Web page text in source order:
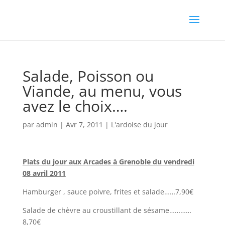
Salade, Poisson ou
Viande, au menu, vous
avez le choix….
par admin | Avr 7, 2011 | L'ardoise du jour
Plats du jour aux Arcades à Grenoble du vendredi
08 avril 2011
Hamburger , sauce poivre, frites et salade……7,90€
Salade de chèvre au croustillant de sésame…………
8,70€